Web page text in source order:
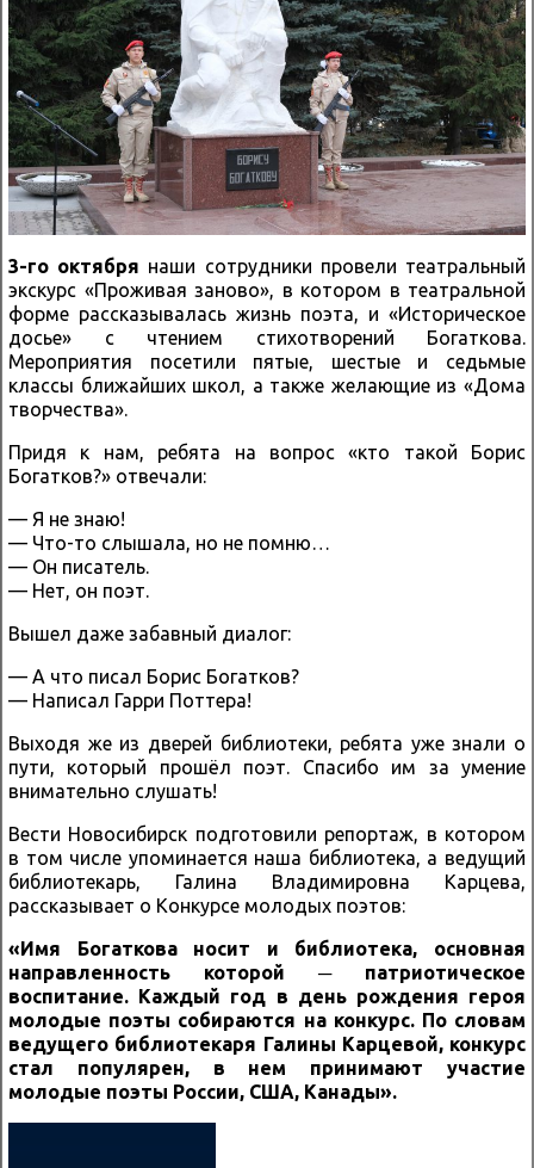
3-го октября наши сотрудники провели театральный
экскурс «Проживая заново», в котором в театральной
форме рассказывалась жизнь поэта, и «Историческое
досье» с чтением стихотворений Богаткова.
Мероприятия посетили пятые, шестые и седьмые
классы ближайших школ, а также желающие из «Дома
творчества».
Придя к нам, ребята на вопрос «кто такой Борис
Богатков?» отвечали:
— Я не знаю!
— Что-то слышала, но не помню…
— Он писатель.
— Нет, он поэт.
Вышел даже забавный диалог:
— А что писал Борис Богатков?
— Написал Гарри Поттера!
Выходя же из дверей библиотеки, ребята уже знали о
пути, который прошёл поэт. Спасибо им за умение
внимательно слушать!
Вести Новосибирск подготовили репортаж, в котором
в том числе упоминается наша библиотека, а ведущий
библиотекарь, Галина Владимировна Карцева,
рассказывает о Конкурсе молодых поэтов:
«Имя Богаткова носит и библиотека, основная
направленность которой ─ патриотическое
воспитание. Каждый год в день рождения героя
молодые поэты собираются на конкурс. По словам
ведущего библиотекаря Галины Карцевой, конкурс
стал популярен, в нем принимают участие
молодые поэты России, США, Канады».